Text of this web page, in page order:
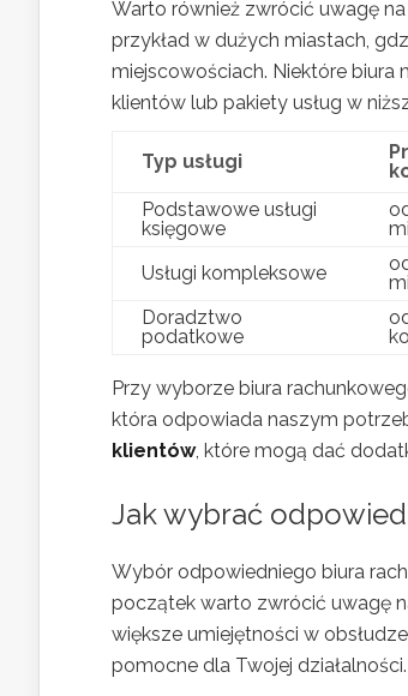
Warto również zwrócić uwagę na
przykład w dużych miastach,
miejscowościach. Niektóre
klientów lub pakiety usług w
Typ usługi
Podstawowe usługi
księgowe
Usługi kompleksowe
Doradztwo
podatkowe
Przy wyborze biura
która odpowiada naszym
klientów, które mogą dać
Jak wybrać
Wybór odpowiedniego biura
początek warto zwrócić uwagę
większe umiejętności w
pomocne dla Twojej działalności.